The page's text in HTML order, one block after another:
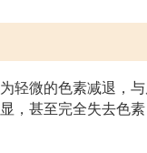
轻微的色素减退，与
，甚至完全失去色素